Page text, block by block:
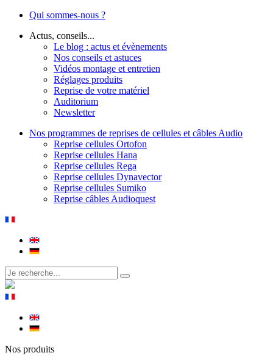
Qui sommes-nous ?
Actus, conseils...
Le blog : actus et évènements
Nos conseils et astuces
Vidéos montage et entretien
Réglages produits
Reprise de votre matériel
Auditorium
Newsletter
Nos programmes de reprises de cellules et câbles Audio
Reprise cellules Ortofon
Reprise cellules Hana
Reprise cellules Rega
Reprise cellules Dynavector
Reprise cellules Sumiko
Reprise câbles Audioquest
Nos produits